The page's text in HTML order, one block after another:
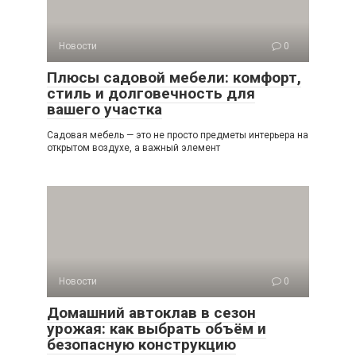
Новости 0
Плюсы садовой мебели: комфорт,
стиль и долговечность для
вашего участка
Садовая мебель — это не просто предметы интерьера на
открытом воздухе, а важный элемент
Новости 0
Домашний автоклав в сезон
урожая: как выбрать объём и
безопасную конструкцию